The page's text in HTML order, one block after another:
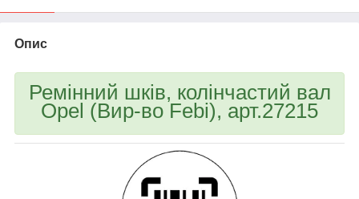
Опис
Ремінний шків, колінчастий вал
Opel (Вир-во Febi), арт.27215